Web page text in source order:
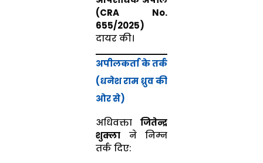
(CRA No.
655/2025)
दायर की।
अपीलकर्ता के तर्क
(धनेश राम ध्रुव की
ओर से)
अधिवक्ताजितेन्द्र
शुक्लाने निम्न
तर्क दिए: